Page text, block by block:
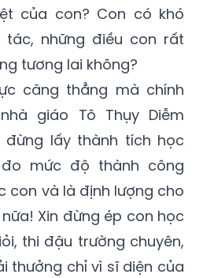
của con? Con có khó
những điều con rất
tương lai không?
căng thẳng mà chính
giáo Tô Thụy Diễm
đừng lấy thành tích học
mức độ thành công
con và là định lượng cho
Xin đừng ép con học
thi đậu trường chuyên,
thưởng chỉ vì sĩ diện của